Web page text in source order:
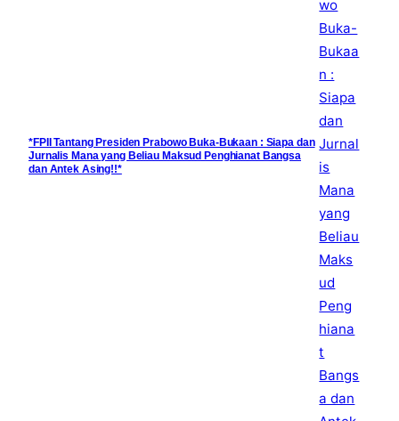
*FPII Tantang Presiden Prabowo Buka-Bukaan : Siapa dan
Jurnalis Mana yang Beliau Maksud Penghianat Bangsa
dan Antek Asing!!*